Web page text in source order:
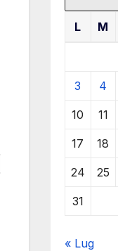
L M
3 4
10 11
17 18
24 25
31
« Lug